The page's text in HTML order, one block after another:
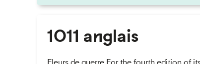
1011 anglais